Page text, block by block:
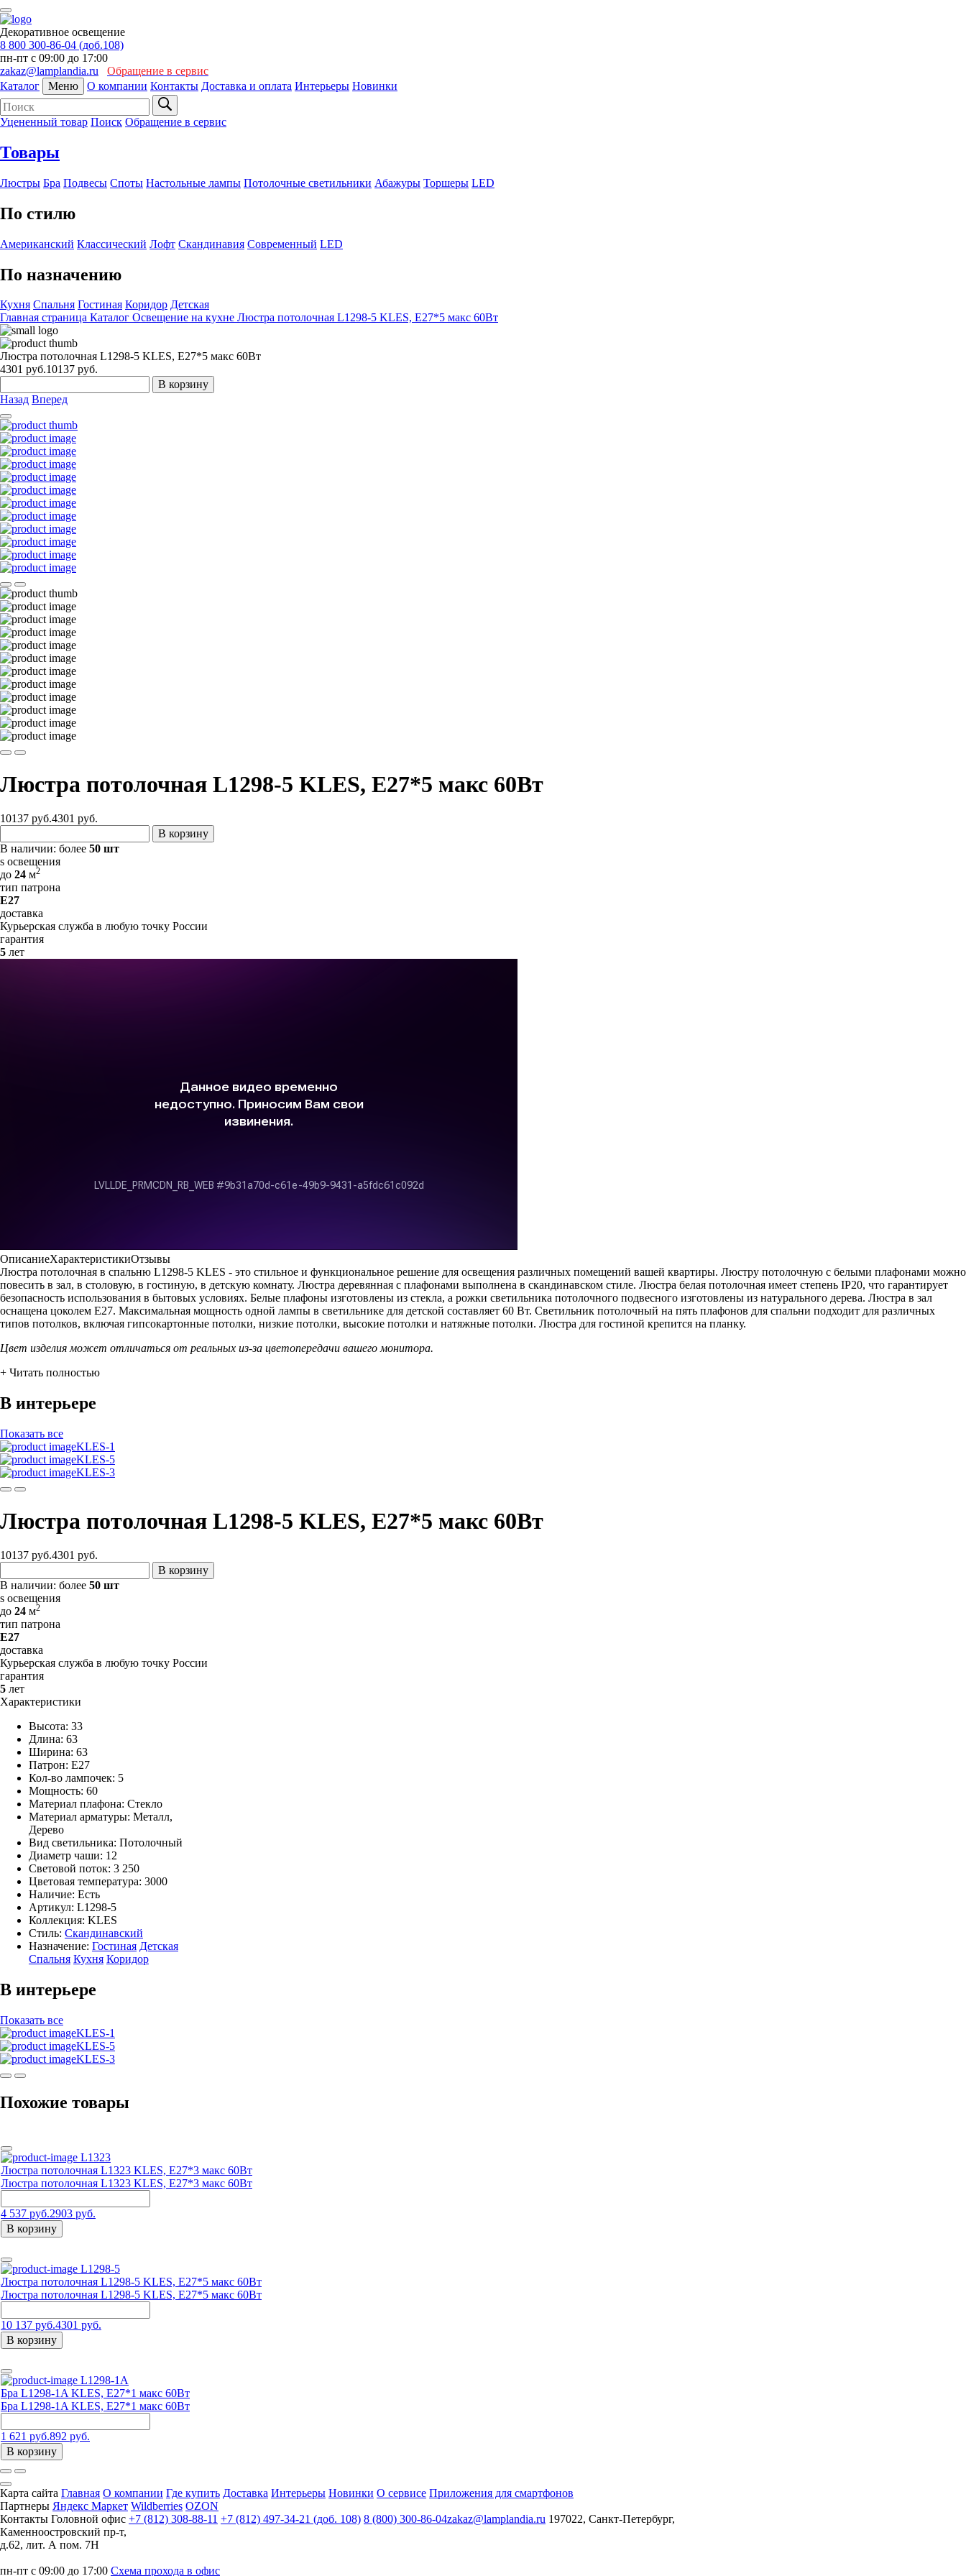
Декоративное освещение
8 800 300-86-04 (доб.108)
пн-пт с 09:00 до 17:00
zakaz@lamplandia.ru
Обращение в сервис
Каталог
Меню О компании Контакты Доставка и оплата Интерьеры Новинки
Уцененный товар Поиск Обращение в сервис
Товары
Люстры Бра Подвесы Споты Настольные лампы Потолочные светильники Абажуры Торшеры LED
По стилю
Американский Классический Лофт Скандинавия Современный LED
По назначению
Кухня Спальня Гостиная Коридор Детская
Главная страница Каталог Освещение на кухне Люстра потолочная L1298-5 KLES, Е27*5 макс 60Вт
Люстра потолочная L1298-5 KLES, Е27*5 макс 60Вт
4301 руб.10137 руб.
В корзину
Назад Вперед
Люстра потолочная L1298-5 KLES, Е27*5 макс 60Вт
10137 руб.4301 руб.
В корзину
В наличии: более 50 шт
s освещения
до 24 м2
тип патрона
E27
доставка
Курьерская служба в любую точку России
гарантия
5 лет
ОписаниеХарактеристикиОтзывы
Люстра потолочная в спальню L1298-5 KLES - это стильное и функциональное решение для освещения различных помещений вашей квартиры. Люстру потолочную с белыми плафонами можно
повесить в зал, в столовую, в гостиную, в детскую комнату. Люстра деревянная с плафонами выполнена в скандинавском стиле. Люстра белая потолочная имеет степень IP20, что гарантирует
безопасность использования в бытовых условиях. Белые плафоны изготовлены из стекла, а рожки светильника потолочного подвесного изготовлены из натурального дерева. Люстра в зал
оснащена цоколем Е27. Максимальная мощность одной лампы в светильнике для детской составляет 60 Вт. Светильник потолочный на пять плафонов для спальни подходит для различных
типов потолков, включая гипсокартонные потолки, низкие потолки, высокие потолки и натяжные потолки. Люстра для гостиной крепится на планку.
Цвет изделия может отличаться от реальных из-за цветопередачи вашего монитора.
+ Читать полностью
В интерьере
Показать все
KLES-1
KLES-5
KLES-3
Люстра потолочная L1298-5 KLES, Е27*5 макс 60Вт
10137 руб.4301 руб.
В корзину
В наличии: более 50 шт
s освещения
до 24 м2
тип патрона
E27
доставка
Курьерская служба в любую точку России
гарантия
5 лет
Характеристики
Высота: 33
Длина: 63
Ширина: 63
Патрон: E27
Кол-во лампочек: 5
Мощность: 60
Материал плафона: Стекло
Материал арматуры: Металл,
Дерево
Вид светильника: Потолочный
Диаметр чаши: 12
Световой поток: 3 250
Цветовая температура: 3000
Наличие: Есть
Артикул: L1298-5
Коллекция: KLES
Стиль: Скандинавский
Назначение: Гостиная Детская
Спальня Кухня Коридор
В интерьере
Показать все
KLES-1
KLES-5
KLES-3
Похожие товары
L1323
Люстра потолочная L1323 KLES, Е27*3 макс 60Вт
Люстра потолочная L1323 KLES, Е27*3 макс 60Вт
4 537 руб.2903 руб.
В корзину
L1298-5
Люстра потолочная L1298-5 KLES, Е27*5 макс 60Вт
Люстра потолочная L1298-5 KLES, Е27*5 макс 60Вт
10 137 руб.4301 руб.
В корзину
L1298-1A
Бра L1298-1A KLES, Е27*1 макс 60Вт
Бра L1298-1A KLES, Е27*1 макс 60Вт
1 621 руб.892 руб.
В корзину
Карта сайта Главная О компании Где купить Доставка Интерьеры Новинки О сервисе Приложения для смартфонов
Партнеры Яндекс Маркет Wildberries OZON
Контакты Головной офис +7 (812) 308-88-11 +7 (812) 497-34-21 (доб. 108) 8 (800) 300-86-04zakaz@lamplandia.ru 197022, Санкт-Петербург,
Каменноостровский пр-т,
д.62, лит. А пом. 7Н
пн-пт с 09:00 до 17:00 Схема прохода в офис